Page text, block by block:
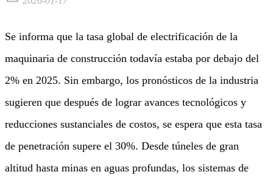
Se informa que la tasa global de electrificación de la
maquinaria de construcción todavía estaba por debajo del
2% en 2025. Sin embargo, los pronósticos de la industria
sugieren que después de lograr avances tecnológicos y
reducciones sustanciales de costos, se espera que esta tasa
de penetración supere el 30%. Desde túneles de gran
altitud hasta minas en aguas profundas, los sistemas de